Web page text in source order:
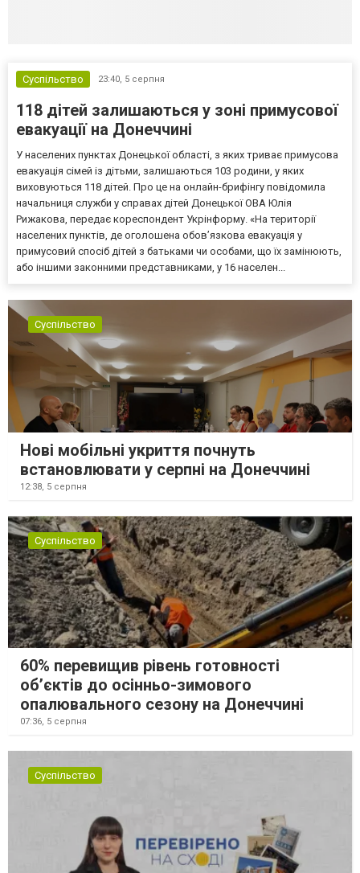
Суспільство 23:40, 5 серпня
118 дітей залишаються у зоні примусової
евакуації на Донеччині
У населених пунктах Донецької області, з яких триває примусова
евакуація сімей із дітьми, залишаються 103 родини, у яких
виховуються 118 дітей. Про це на онлайн-брифінгу повідомила
начальниця служби у справах дітей Донецької ОВА Юлія
Рижакова, передає кореспондент Укрінформу. «На території
населених пунктів, де оголошена обов’язкова евакуація у
примусовий спосіб дітей з батьками чи особами, що їх замінюють,
або іншими законними представниками, у 16 населен...
Суспільство
Нові мобільні укриття почнуть
встановлювати у серпні на Донеччині
12:38, 5 серпня
Суспільство
60% перевищив рівень готовності
об’єктів до осінньо-зимового
опалювального сезону на Донеччині
07:36, 5 серпня
Суспільство